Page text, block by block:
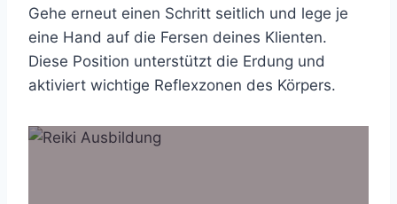
Gehe erneut einen Schritt seitlich und lege je
eine Hand auf die Fersen deines Klienten.
Diese Position unterstützt die Erdung und
aktiviert wichtige Reflexzonen des Körpers.